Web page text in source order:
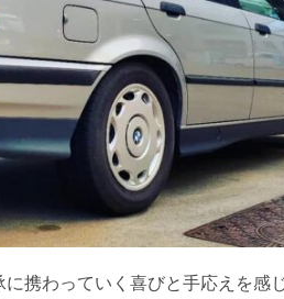
携わっていく喜びと手応えを感